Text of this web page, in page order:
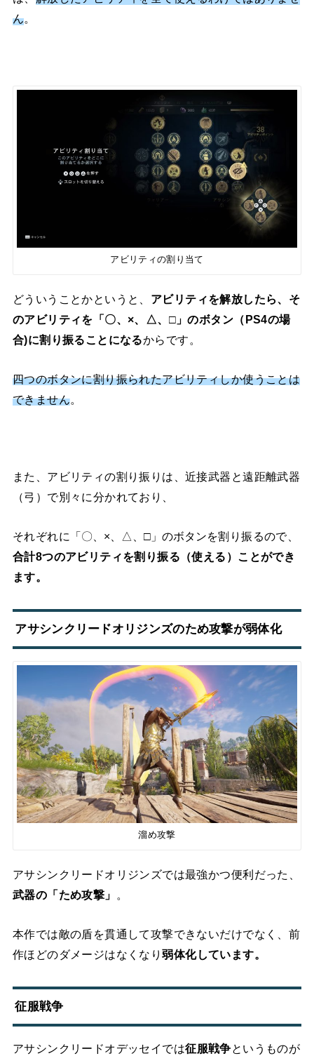
ん。
アビリティの割り当て
どういうことかというと、 アビリティを解放したら、そ
のアビリティを「〇、×、△、□」のボタン（PS4の場
合)に割り振ることになるからです。
四つのボタンに割り振られたアビリティしか使うことは
できません。
また、アビリティの割り振りは、近接武器と遠距離武器
（弓）で別々に分かれており、
それぞれに 「〇、×、△、□」のボタンを割り振るので、
合計8つのアビリティを割り振る（使える）ことができ
ます。
アサシンクリードオリジンズのため攻撃が弱体化
溜め攻撃
アサシンクリードオリジンズでは最強かつ便利だった、
武器の「ため攻撃」
。
本作では敵の盾を貫通して攻撃できないだけでなく、前
作ほどのダメージはなくなり弱体化しています。
征服戦争
アサシンクリードオデッセイでは征服戦争というものが